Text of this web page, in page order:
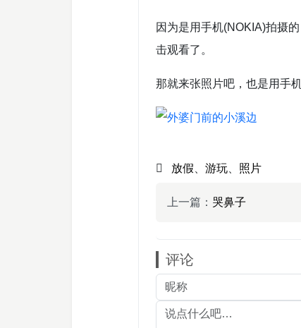
因为是用手机(NOKIA)拍摄
击观看了。
那就来张照片吧，也是用手
放假 游玩 照片
上一篇： 哭鼻子
评论